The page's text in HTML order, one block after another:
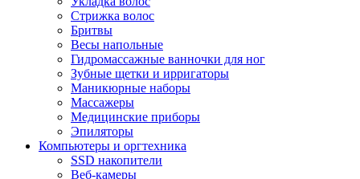
Стрижка волос
Бритвы
Весы напольные
Гидромассажные ванночки для ног
Зубные щетки и ирригаторы
Маникюрные наборы
Массажеры
Медицинские приборы
Эпиляторы
Компьютеры и оргтехника
SSD накопители
Веб-камеры